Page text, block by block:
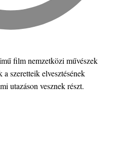
film nemzetközi művészek
szeretteik elvesztésének
utazáson vesznek részt.